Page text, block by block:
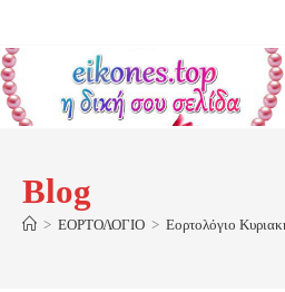
content
Blog
> ΕΟΡΤΟΛΟΓΙΟ > Εορτολόγιο